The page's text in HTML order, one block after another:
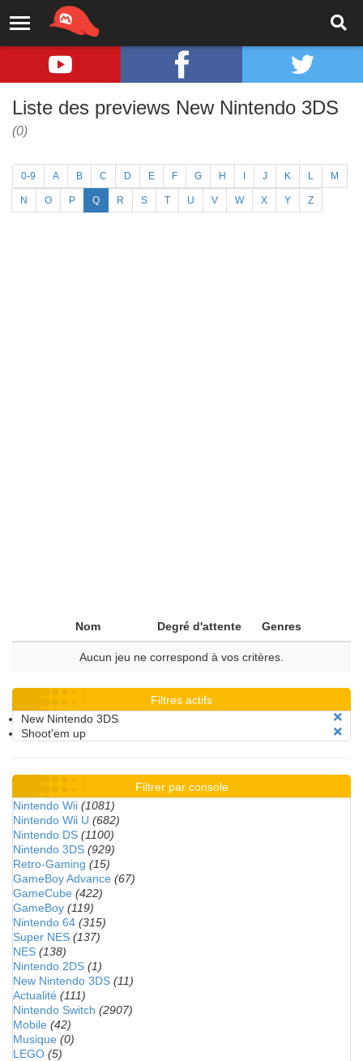
Liste des previews New Nintendo 3DS
(0)
0-9 A B C D E F G H J K L M
N O P Q R S T U V W X Y Z
Nom Degré d'attente Genres
Aucun jeu ne correspond à vos critères.
Filtres actifs
New Nintendo 3DS
Shoot'em up
Filtrer par console
Nintendo Wii (1081)
Nintendo Wii U (682)
Nintendo DS (1100)
Nintendo 3DS (929)
Retro-Gaming (15)
GameBoy Advance (67)
GameCube (422)
GameBoy (119)
Nintendo 64 (315)
Super NES (137)
NES (138)
Nintendo 2DS (1)
New Nintendo 3DS (11)
Actualité (111)
Nintendo Switch (2907)
Mobile (42)
Musique (0)
LEGO (5)